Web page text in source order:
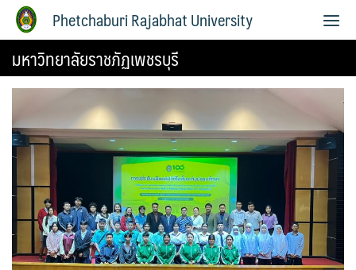
Phetchaburi Rajabhat University
มหาวิทยาลัยราชภัฏเพชรบุรี